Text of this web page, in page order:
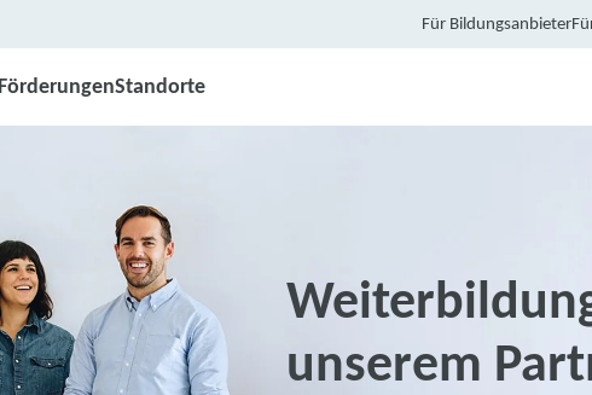
Für Bildungsanbieter
FörderungenStandorte
unserem